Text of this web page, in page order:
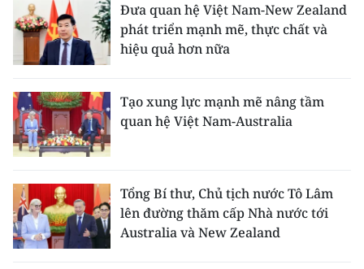
Đưa quan hệ Việt Nam-New Zealand
phát triển mạnh mẽ, thực chất và
hiệu quả hơn nữa
Tạo xung lực mạnh mẽ nâng tầm
quan hệ Việt Nam-Australia
Tổng Bí thư, Chủ tịch nước Tô Lâm
lên đường thăm cấp Nhà nước tới
Australia và New Zealand